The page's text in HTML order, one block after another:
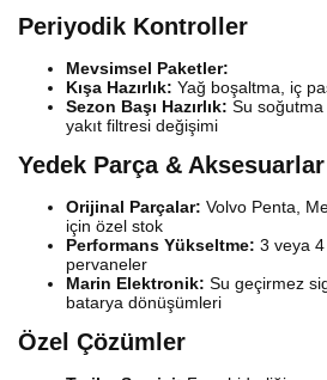
Periyodik Kontroller
Mevsimsel Paketler:
Kışa Hazırlık: Yağ boşaltma, iç
Sezon Başı Hazırlık: Su soğutma
yakıt filtresi değişimi
Yedek Parça & Aksesuarlar
Orijinal Parçalar: Volvo Penta,
için özel stok
Performans Yükseltme: 3 veya 4
pervaneler
Marin Elektronik: Su geçirmez
batarya dönüşümleri
Özel Çözümler